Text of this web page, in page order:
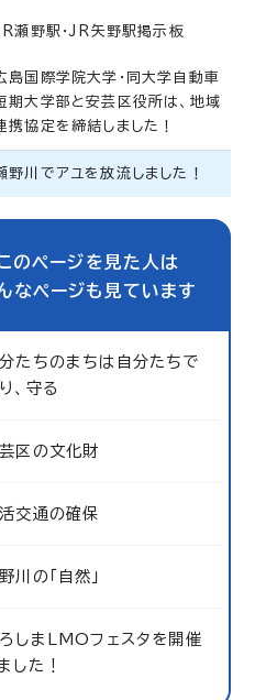
瀬野駅・JR矢野駅掲示板
島国際学院大学・同大学自動車
期大学部と安芸区役所は、地域
携協定を締結しました！
野川でアユを放流しました！
のページを見た人は
なページも見ています
たちのまちは自分たちで
、守る
区の文化財
交通の確保
川の「自然」
しまLMOフェスタを開催
した！